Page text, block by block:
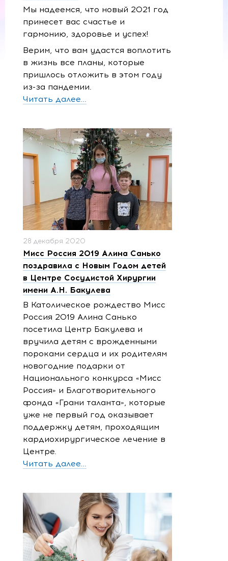
Мы надеемся, что новый 2021 год
принесет вас счастье и
гармонию, здоровье и успех!
Верим, что вам удастся воплотить
в жизнь все планы, которые
пришлось отложить в этом году
из-за пандемии.
Читать далее...
28 декабря 2020
Мисс Россия 2019 Алина Санько
поздравила с Новым Годом детей
в Центре Сосудистой Хирургии
имени А.Н. Бакулева
В Католическое рождество Мисс
Россия 2019 Алина Санько
посетила Центр Бакулева и
вручила детям с врожденными
пороками сердца и их родителям
новогодние подарки от
Национального конкурса «Мисс
Россия» и Благотворительного
фонда «Грани таланта», которые
уже не первый год оказывает
поддержку детям, проходящим
кардиохирургическое лечение в
Центре.
Читать далее...